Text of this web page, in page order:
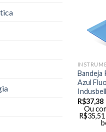
Bandeja
Azul
R$37,38
Ou
R$35,51